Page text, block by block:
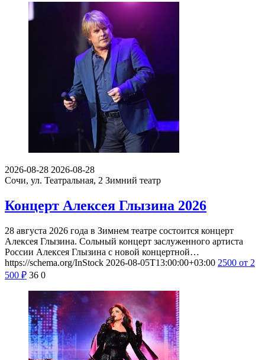
2026-08-28 2026-08-28
Сочи, ул. Театральная, 2 Зимний театр
Концерт Алексея Глызина 2026
28 августа 2026 года в Зимнем театре состоится концерт
Алексея Глызина. Сольный концерт заслуженного артиста
России Алексея Глызина с новой концертной…
https://schema.org/InStock 2026-08-05T13:00:00+03:00 2500 от 2
500 ₽ 36 0